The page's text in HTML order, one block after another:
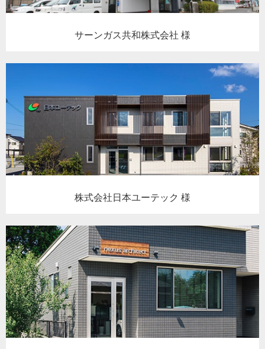
サーンガス共和株式会社 様
株式会社日本ユーテック 様